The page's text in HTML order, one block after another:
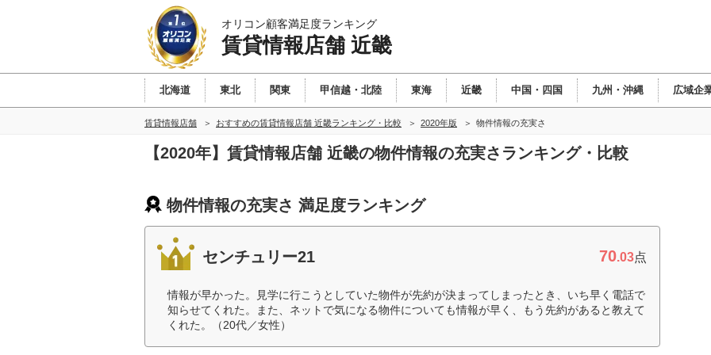
オリコン顧客満足度ランキング
賃貸情報店舗 近畿
北海道 東北 関東 甲信越・北陸 東海 近畿 中国・四国 九州・沖縄 広域企
賃貸情報店舗 おすすめの賃貸情報店舗 近畿ランキング・比較 2020年版 物件情報の充実さ
【2020年】賃貸情報店舗 近畿の物件情報の充実さランキング・比較
物件情報の充実さ 満足度ランキング
センチュリー21 70.03点
情報が早かった。見学に行こうとしていた物件が先約が決まってしまったとき、いち早く電話で
知らせてくれた。また、ネットで気になる物件についても情報が早く、もう先約があると教えて
くれた。（20代／女性）